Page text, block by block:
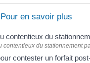
Pour en savoir plus
contentieux du
contentieux du stationnement
contester un forfait